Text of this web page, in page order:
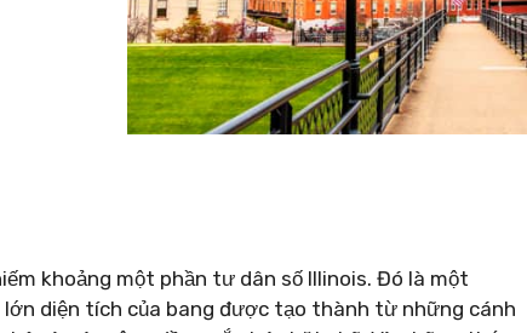
khoảng một phần tư dân số Illinois. Đó là một
diện tích của bang được tạo thành từ những cánh